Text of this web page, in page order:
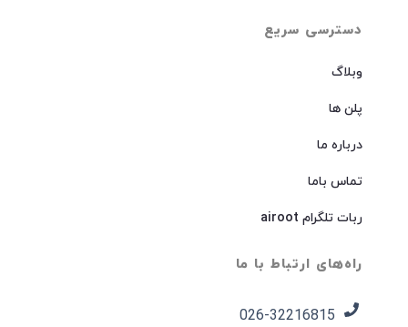
دسترسی سریع
وبلاگ
پلن ها
درباره ما
تماس باما
ربات تلگرام airoot
راه‌های ارتباط با ما
026-32216815​